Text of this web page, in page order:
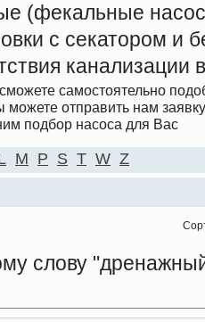
(фекальные
с секатором и
самостоятельно
можете отправить нам заявку
подбор насоса для Вас
M P S T W Z
слову